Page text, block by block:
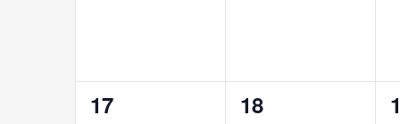
0
17
0
18
0